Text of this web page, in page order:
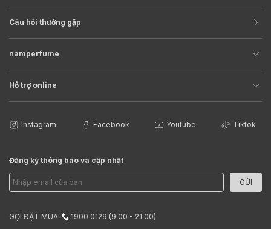
Câu hỏi thường gặp
namperfume
Hỗ trợ online
Instagram Facebook Youtube Tiktok
Đăng ký thông báo và cập nhật
GỬI
GỌI ĐẶT MUA: 1900 0129 (9:00 - 21:00)